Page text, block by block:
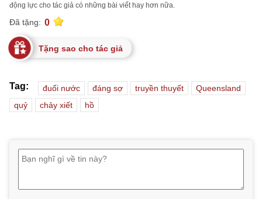
động lực cho tác giả có những bài viết hay hơn nữa.
Đã tặng: 0
Tặng sao cho tác giả
Tag: đuối nước đáng sợ truyền thuyết
Queensland
quỷ
chảy xiết hồ